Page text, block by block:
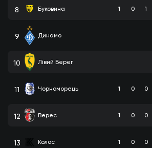
8 Буковина 1 0 1
9 Динамо
10 Лівий Берег
11 Чорноморець 1 0 0
12 Верес 1 0 0
13 Колос 1 0 0